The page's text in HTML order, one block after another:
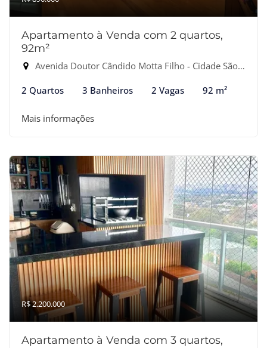
Apartamento à Venda com 2 quartos,
92m²
Avenida Doutor Cândido Motta Filho - Cidade São Francisco, São Paulo-SP
2 Quartos 3 Banheiros 2 Vagas 92 m²
Mais informações
R$ 2.200.000
Apartamento à Venda com 3 quartos,